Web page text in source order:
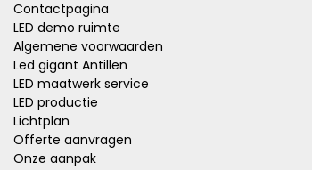
Contactpagina
LED demo ruimte
Algemene voorwaarden
Led gigant Antillen
LED maatwerk service
LED productie
Lichtplan
Offerte aanvragen
Onze aanpak